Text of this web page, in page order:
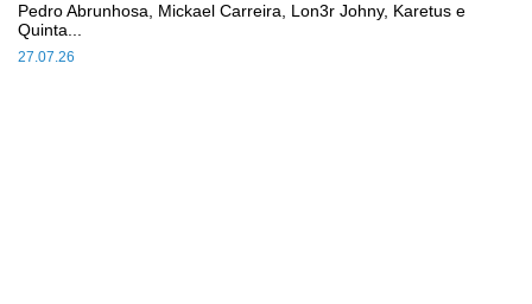
27.07.26
Pedro Abrunhosa, Mickael Carreira, Lon3r Johny, Karetus e
Quinta...